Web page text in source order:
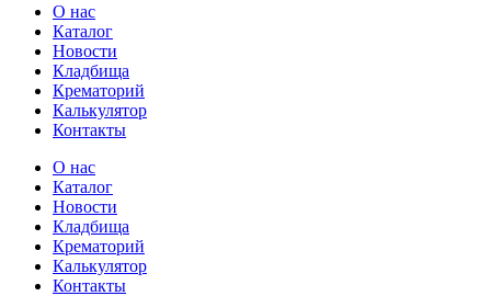
О нас
Каталог
Новости
Кладбища
Крематорий
Калькулятор
Контакты
О нас
Каталог
Новости
Кладбища
Крематорий
Калькулятор
Контакты